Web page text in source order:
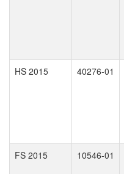
HS 2015 40276-01
FS 2015 10546-01